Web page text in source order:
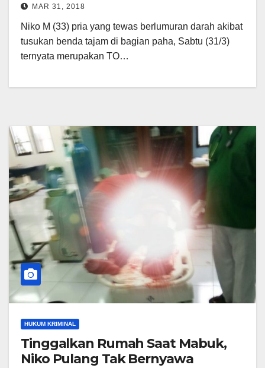
MAR 31, 2018
Niko M (33) pria yang tewas berlumuran darah akibat
tusukan benda tajam di bagian paha, Sabtu (31/3)
ternyata merupakan TO…
HUKUM KRIMINAL
Tinggalkan Rumah Saat Mabuk,
Niko Pulang Tak Bernyawa